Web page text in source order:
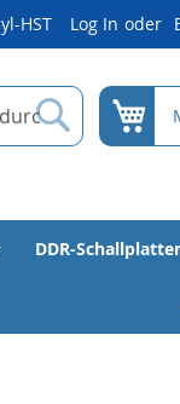
HST Log In
Suche
DDR-